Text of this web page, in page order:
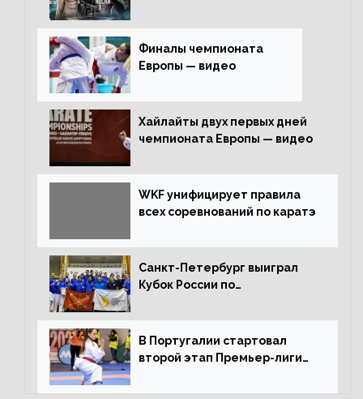
Финалы чемпионата
Европы — видео
Хайлайты двух первых дней
чемпионата Европы — видео
WKF унифицирует правила
всех соревнований по каратэ
Санкт-Петербург выиграл
Кубок России по
В Португалии стартовал
второй этап Премьер-лиги